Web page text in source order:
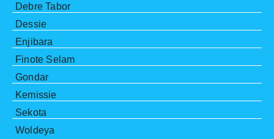
Debre Tabor
Dessie
Enjibara
Finote Selam
Gondar
Kemissie
Sekota
Woldeya